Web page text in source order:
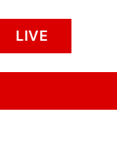
LIVE